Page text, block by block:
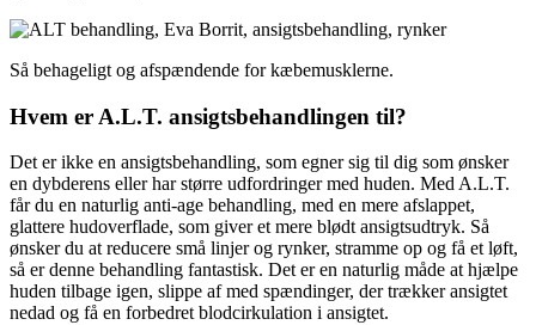
Så behageligt og afspændende for kæbemusklerne.
Hvem er A.L.T. ansigtsbehandlingen til?
Det er ikke en ansigtsbehandling, som egner sig til dig som ønsker
en dybderens eller har større udfordringer med huden. Med A.L.T.
får du en naturlig anti-age behandling, med en mere afslappet,
glattere hudoverflade, som giver et mere blødt ansigtsudtryk. Så
ønsker du at reducere små linjer og rynker, stramme op og få et løft,
så er denne behandling fantastisk. Det er en naturlig måde at hjælpe
huden tilbage igen, slippe af med spændinger, der trækker ansigtet
nedad og få en forbedret blodcirkulation i ansigtet.